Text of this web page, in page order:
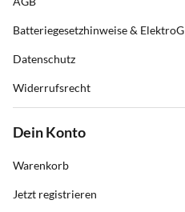
Batteriegesetzhinweise & ElektroG
Datenschutz
Widerrufsrecht
Dein Konto
Warenkorb
Jetzt registrieren